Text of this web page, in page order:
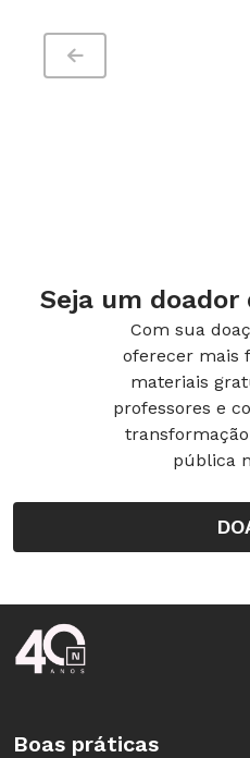
reais.
Seja um doador
Com sua
oferecer mais
materiais
professores e
pública
Rodapé da Nova Escola
Boas práticas